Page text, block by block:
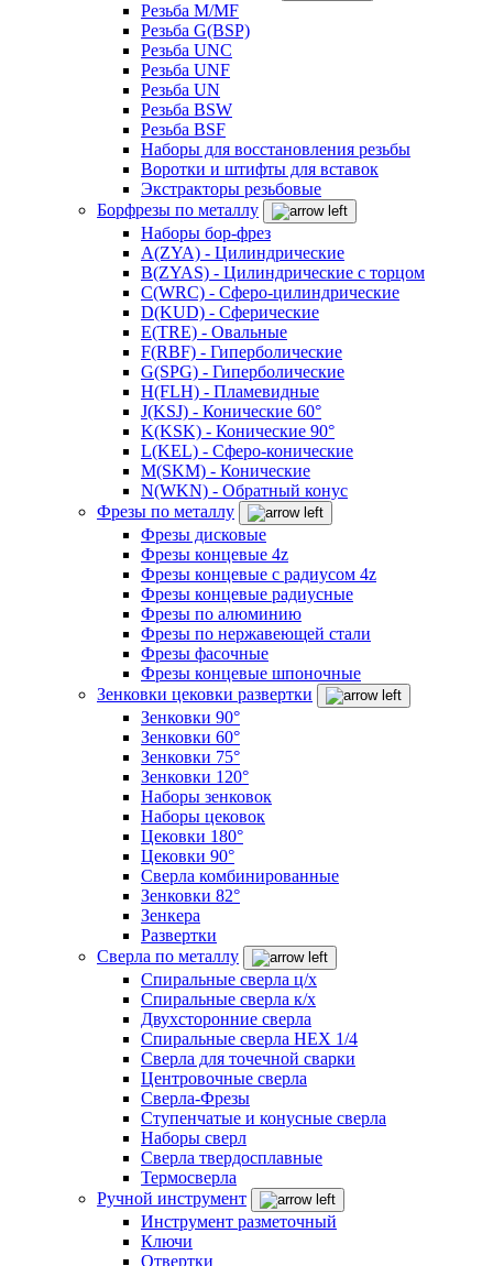
Резьба M/MF
Резьба G(BSP)
Резьба UNC
Резьба UNF
Резьба UN
Резьба BSW
Резьба BSF
Наборы для восстановления резьбы
Воротки и штифты для вставок
Экстракторы резьбовые
Борфрезы по металлу
Наборы бор-фрез
A(ZYA) - Цилиндрические
B(ZYAS) - Цилиндрические с торцом
C(WRC) - Сферо-цилиндрические
D(KUD) - Сферические
E(TRE) - Овальные
F(RBF) - Гиперболические
G(SPG) - Гиперболические
H(FLH) - Пламевидные
J(KSJ) - Конические 60°
K(KSK) - Конические 90°
L(KEL) - Сферо-конические
M(SKM) - Конические
N(WKN) - Обратный конус
Фрезы по металлу
Фрезы дисковые
Фрезы концевые 4z
Фрезы концевые с радиусом 4z
Фрезы концевые радиусные
Фрезы по алюминию
Фрезы по нержавеющей стали
Фрезы фасочные
Фрезы концевые шпоночные
Зенковки цековки развертки
Зенковки 90°
Зенковки 60°
Зенковки 75°
Зенковки 120°
Наборы зенковок
Наборы цековок
Цековки 180°
Цековки 90°
Сверла комбинированные
Зенковки 82°
Зенкера
Развертки
Сверла по металлу
Спиральные сверла ц/х
Спиральные сверла к/х
Двухсторонние сверла
Спиральные сверла HEX 1/4
Сверла для точечной сварки
Центровочные сверла
Сверла-Фрезы
Ступенчатые и конусные сверла
Наборы сверл
Сверла твердосплавные
Термосверла
Ручной инструмент
Инструмент разметочный
Ключи
Отвертки